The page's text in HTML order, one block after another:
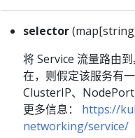
selector
将 Service 流量路由
在，则假定该服务有
ClusterIP、NodePort
更多信息： https://
networking/service/